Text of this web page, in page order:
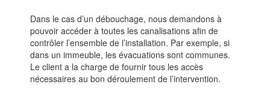
Dans le cas d’un débouchage, nous demandons à
pouvoir accéder à toutes les canalisations afin de
contrôler l’ensemble de l’installation. Par exemple, si
dans un immeuble, les évacuations sont communes.
Le client a la charge de fournir tous les accès
nécessaires au bon déroulement de l’intervention.